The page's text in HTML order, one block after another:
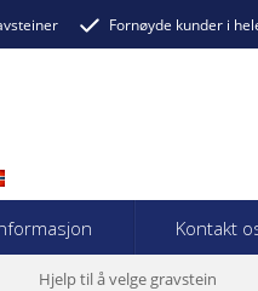
Fornøyde kunder i
Kontakt
Hjelp til å velge gravstein